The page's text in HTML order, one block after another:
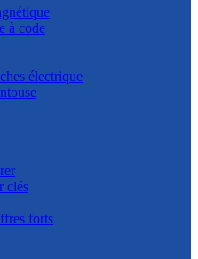
à code
électrique
clés
forts